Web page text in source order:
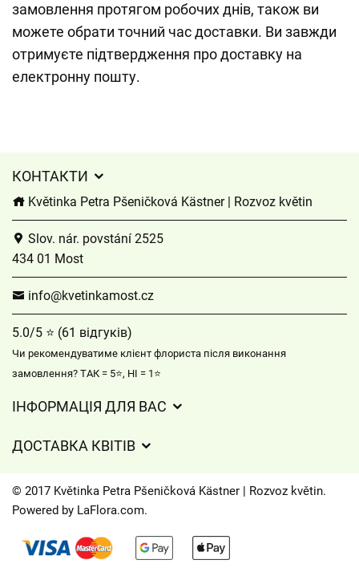
замовлення протягом робочих днів, також ви
можете обрати точний час доставки. Ви завжди
отримуєте підтвердження про доставку на
електронну пошту.
КОНТАКТИ
Květinka Petra Pšeničková Kästner | Rozvoz květin
Slov. nár. povstání 2525
434 01 Most
info@kvetinkamost.cz
5.0/5 ⭐ (61 відгуків)
Чи рекомендуватиме клієнт флориста після виконання
замовлення? ТАК = 5⭐, НІ = 1⭐
ІНФОРМАЦІЯ ДЛЯ ВАС
Час доставки квітів – огляд можливостей
ДОСТАВКА КВІТІВ
Куди ми доставляємо квіти
Контакти
© 2017 Květinka Petra Pšeničková Kästner | Rozvoz květin.
Powered by LaFlora.com.